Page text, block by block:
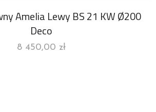
Amelia Lewy BS 21 KW Ø200
Deco
8 450,00 zł